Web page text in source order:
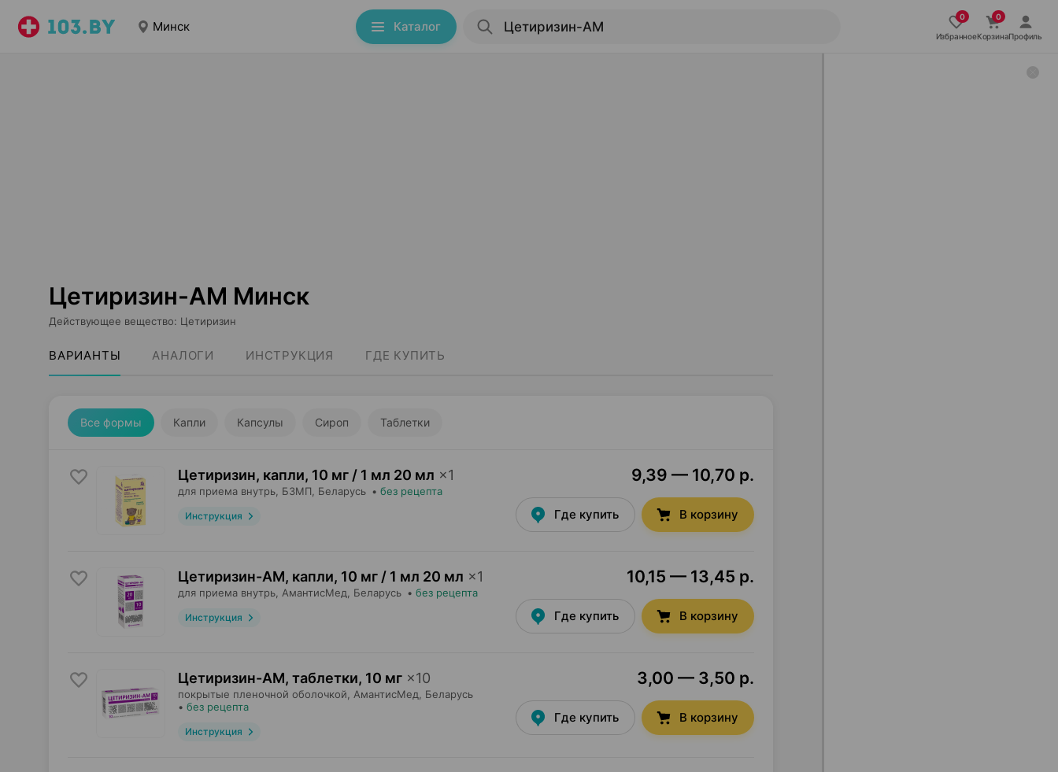
Минск Каталог
ИзбранноеКорзинаПрофиль
Цетиризин-АМ Минск
Действующее вещество: Цетиризин
ВАРИАНТЫ АНАЛОГИ ИНСТРУКЦИЯ ГДЕ КУПИТЬ
Все формы Капли Капсулы Сироп Таблетки
Цетиризин, капли, 10 мг / 1 мл 20 мл ×1
для приема внутрь, БЗМП , Беларусь • без рецепта
Инструкция
9,39 — 10,70 р.
Где купить В корзину
Цетиризин-АМ, капли, 10 мг / 1 мл 20 мл ×1
для приема внутрь, АмантисМед , Беларусь • без рецепта
Инструкция
10,15 — 13,45 р.
Где купить В корзину
Цетиризин-АМ, таблетки, 10 мг ×10
покрытые пленочной оболочкой, АмантисМед , Беларусь
• без рецепта
Инструкция
3,00 — 3,50 р.
Где купить В корзину